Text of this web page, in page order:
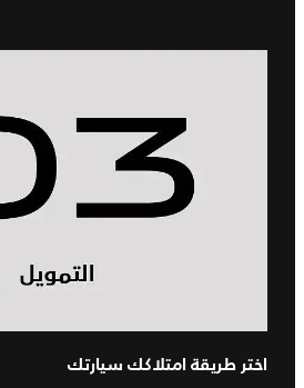
اختر طريقة امتلاكك سيارتك